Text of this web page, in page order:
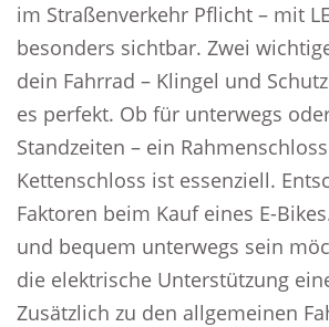
im Straßenverkehr Pflicht – mit
besonders sichtbar. Zwei
dein Fahrrad – Klingel und
es perfekt. Ob für unterwegs
Standzeiten – ein
Kettenschloss ist essenziell.
Faktoren beim Kauf eines E-
und bequem unterwegs sein
die elektrische Unterstützung
Zusätzlich zu den allgemeinen